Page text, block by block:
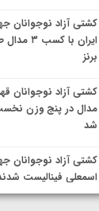
کشتی آزاد نوجوانان
برنز
کشتی آزاد نوجوانان
مدال در پنج وزن
شد
کشتی آزاد نوجوانان
اسمعلی فینالیست